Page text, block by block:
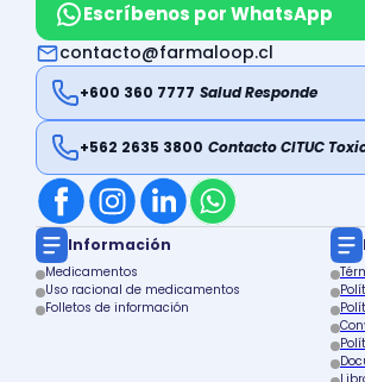
Escríbenos por WhatsApp
contacto@farmaloop.cl
+600 360 7777 Salud Responde
+562 2635 3800 Contacto CITUC
Información
Medicamentos
Uso racional de medicamentos
Folletos de información